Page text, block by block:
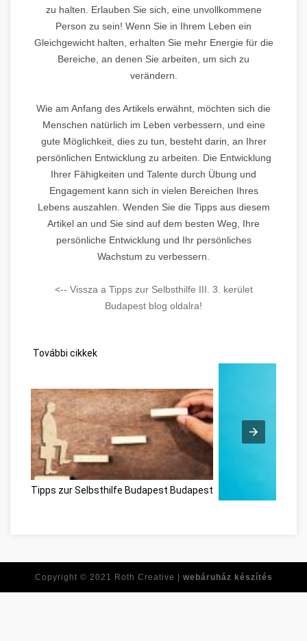
zu halten. Erlauben Sie sich, eine unvollkommene
Person zu sein! Wenn Sie in Ihrem Leben ein
Gleichgewicht halten, erhalten Sie mehr Energie für die
Bereiche, an denen Sie arbeiten, um sich zu
verändern.
Wie am Anfang des Artikels erwähnt, möchten sich die
Menschen natürlich im Leben verbessern, und eine
gute Möglichkeit, dies zu tun, besteht darin, an Ihrer
persönlichen Entwicklung zu arbeiten. Die Entwicklung
Ihrer Fähigkeiten und Talente durch Übung und
Engagement kann sich in vielen Bereichen Ihres
Lebens auszahlen. Wenden Sie die Tipps aus diesem
Artikel an und Sie sind auf dem besten Weg, Ihre
persönliche Entwicklung und Ihr persönliches
Wachstum zu verbessern.
<-- Vissza a Tipps zur Selbsthilfe III. 3. kerület
Budapest blog oldalra!
További cikkek
Tipps zur Selbsthilfe Budapest Budapest
Copyright © 2021 Roth Creative | webáruház készítés